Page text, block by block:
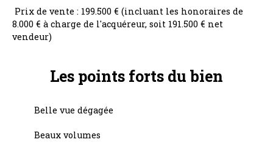
Prix de vente : 199.500 € (incluant les honoraires de
8.000 € à charge de l'acquéreur, soit 191.500 € net
vendeur)
Les points forts du bien
Belle vue dégagée
Beaux volumes